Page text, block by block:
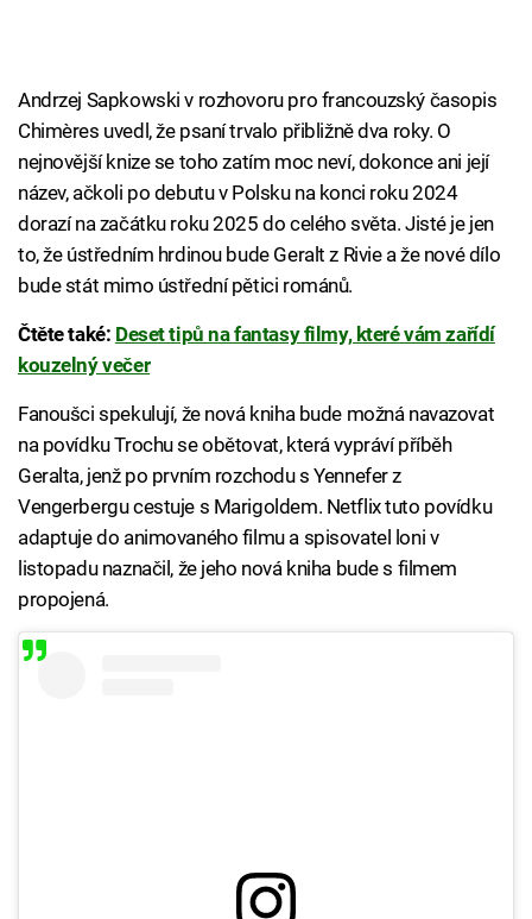
Andrzej Sapkowski v rozhovoru pro francouzský časopis
Chimères uvedl, že psaní trvalo přibližně dva roky. O
nejnovější knize se toho zatím moc neví, dokonce ani její
název, ačkoli po debutu v Polsku na konci roku 2024
dorazí na začátku roku 2025 do celého světa. Jisté je jen
to, že ústředním hrdinou bude Geralt z Rivie a že nové dílo
bude stát mimo ústřední pětici románů.
Čtěte také: Deset tipů na fantasy filmy, které vám zařídí
kouzelný večer
Fanoušci spekulují, že nová kniha bude možná navazovat
na povídku Trochu se obětovat, která vypráví příběh
Geralta, jenž po prvním rozchodu s Yennefer z
Vengerbergu cestuje s Marigoldem. Netflix tuto povídku
adaptuje do animovaného filmu a spisovatel loni v
listopadu naznačil, že jeho nová kniha bude s filmem
propojená.